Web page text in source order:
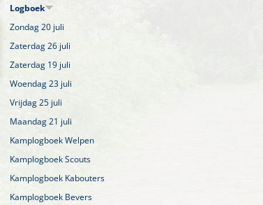
Logboek
Zondag 20 juli
Zaterdag 26 juli
Zaterdag 19 juli
Woendag 23 juli
Vrijdag 25 juli
Maandag 21 juli
Kamplogboek Welpen
Kamplogboek Scouts
Kamplogboek Kabouters
Kamplogboek Bevers